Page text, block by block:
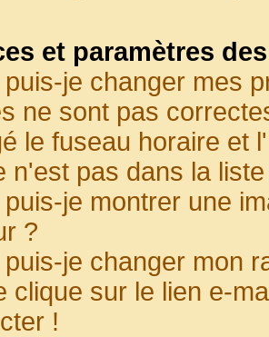
et paramètres
je changer mes
ne sont pas
le fuseau horaire et
n'est pas dans la
je montrer une
?
je changer mon
clique sur le lien e-
!